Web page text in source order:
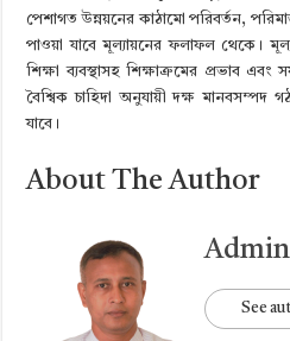
পেশাগত উন্নয়নের কাঠামো পরিবর্তন,
পাওয়া যাবে মূল্যায়নের ফলাফল থেকে।
শিক্ষা ব্যবস্থাসহ শিক্ষাক্রমের প্রভাব এবং
বৈশ্বিক চাহিদা অনুযায়ী দক্ষ মানবসম্পদ
যাবে।
About The Author
Admin
See